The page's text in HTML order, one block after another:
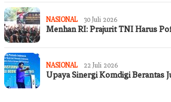
NASIONAL 30 Juli 2026
Menhan RI: Prajurit TNI Harus
NASIONAL 22 Juli 2026
Upaya Sinergi Komdigi Berantas